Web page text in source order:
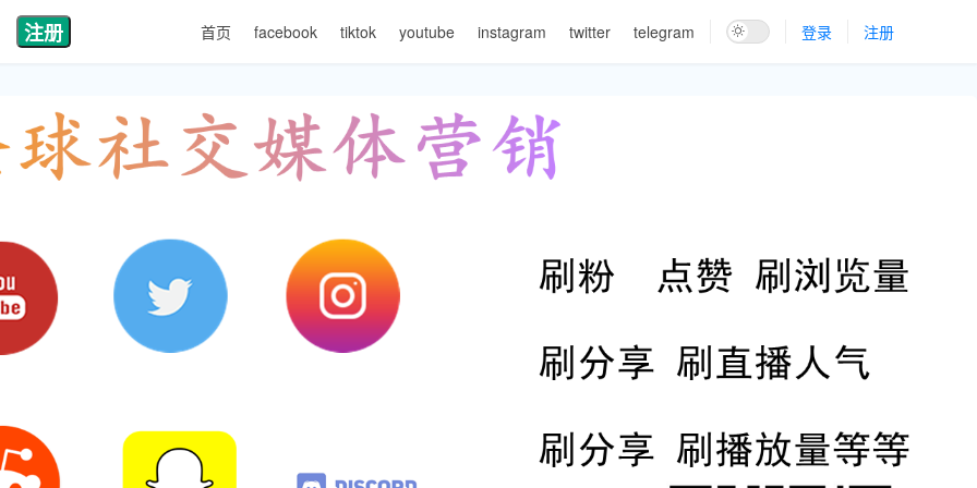
注册 首页 facebook tiktok youtube instagram twitter telegram 登录 注册